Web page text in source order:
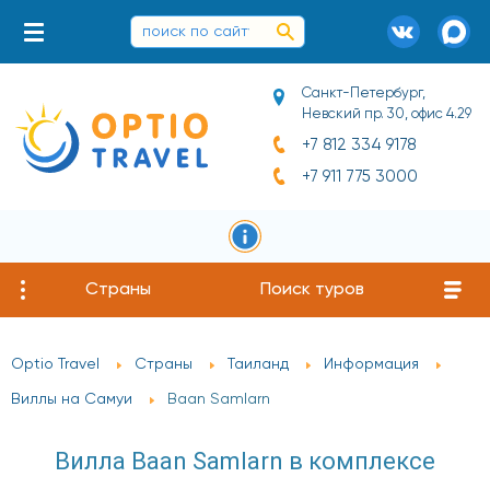
Санкт-Петербург,
Невский пр. 30, офис 4.29
+7 812 334 9178
+7 911 775 3000
Страны Поиск туров
Optio Travel Страны Таиланд Информация
Виллы на Самуи Baan Samlarn
Вилла Baan Samlarn в комплексе